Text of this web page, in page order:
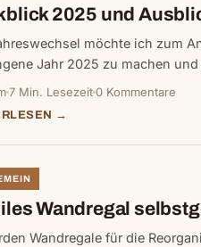
2025 und
möchte ich zum
Jahr 2025 zu machen
7 Min. Lesezeit0 Kommentare
→
Wandregal
Wandregale für die